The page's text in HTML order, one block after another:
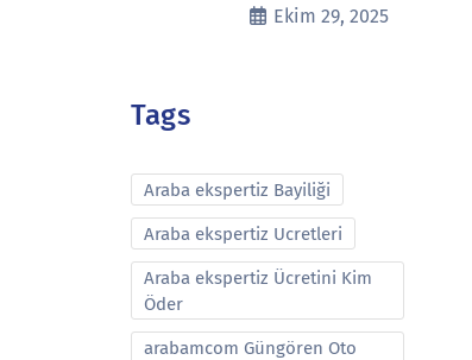
Ekim 29, 2025
Tags
Araba ekspertiz Bayiliği
Araba ekspertiz Ucretleri
Araba ekspertiz Ücretini Kim
Öder
arabamcom Güngören Oto